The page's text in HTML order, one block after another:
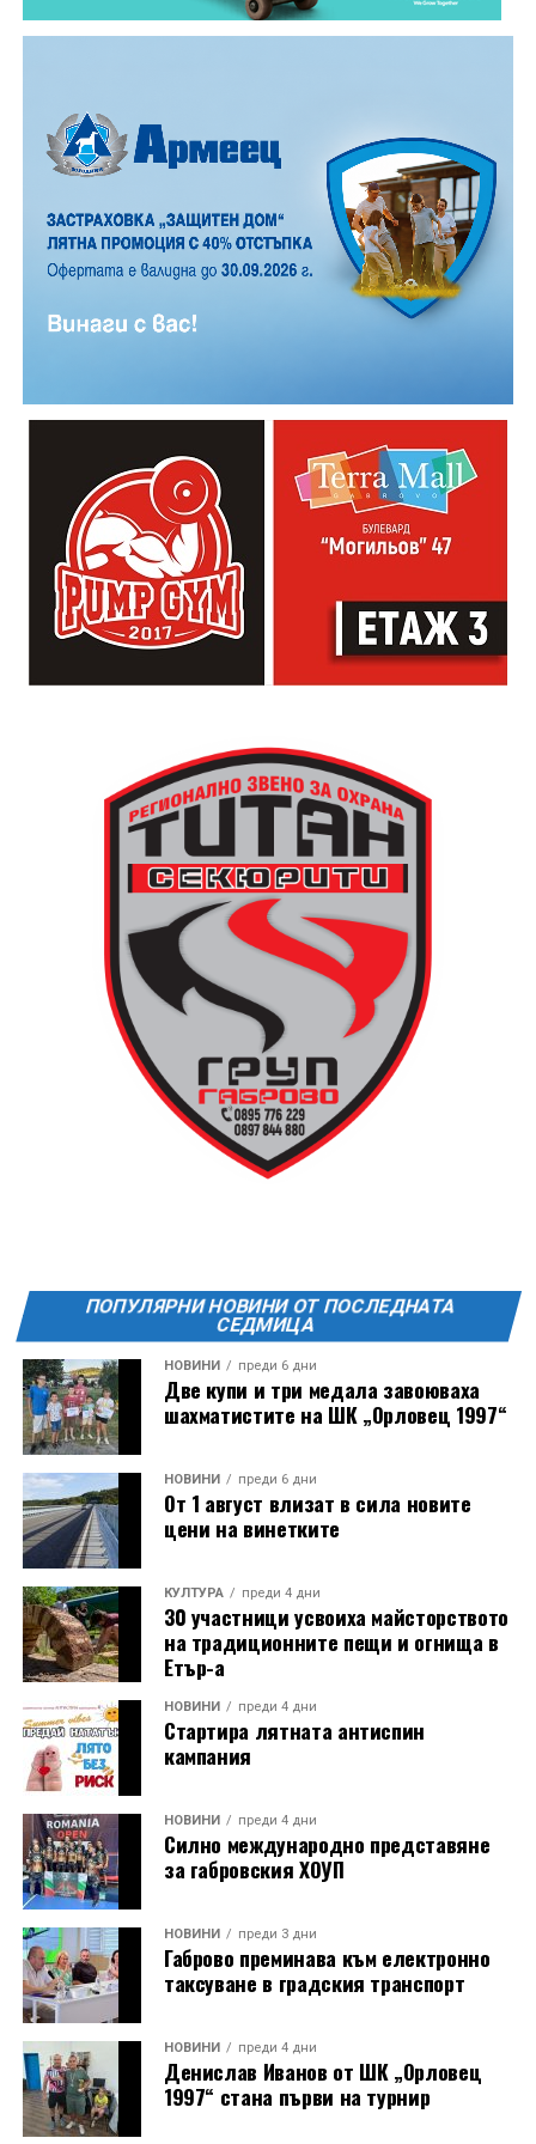
12 АВГУСТ (сряда)
19:00ч. „Книга за книга“ – донеси книга, вземи си
друга, обсъди заглавия и автори с други читатели
20:00ч. Концерт на група МОЛЕЦ, GoGo,
Zov&Vakavliev, Toria
21:30ч. Коктейли и музика
13 АВГУСТ (четвъртък)
19:00ч Групова тренировка с Йоанна Петрова от
20:00ч. Куиз вечер за обща култура
21:30ч. Прожекция на филма “Брънч за начинаещи”
Ще бъде хубаво – не някога и някъде, а тук и сега!
които свират на китара, да се включат – независимо
от професионалното им ниво. Събитието е различно
– то не е концерт, а споделено преживяване, в което
всеки участва по свой начин. Няма сцена или
официална програма, няма предварително обявени
изпълнители и разделение между публика и
артисти. Всеки е добре дошъл да пее, свири или
просто да преживее звездопад, изпълнен с музика,
падащи звезди и желания.
транспорт до местността Градище. Електрическият
автобус ще тръгне в 19:30 ч. от пл. „Възраждане“, а
обратно към града в 00:00 ч. – от паркинга до
поляната. Вземете със себе си връхна дреха и одеяло
или шалте! За повече информация тел. 0887907075.
ПОПУЛЯРНИ НОВИНИ ОТ ПОСЛЕДНАТА
СЕДМИЦА
НОВИНИ преди 6 дни
Две купи и три медала завоюваха
шахматистите на ШК „Орловец 1997“
НОВИНИ преди 6 дни
От 1 август влизат в сила новите
цени на винетките
КУЛТУРА преди 4 дни
30 участници усвоиха майсторството
на традиционните пещи и огнища в
Етър-а
НОВИНИ преди 4 дни
Стартира лятната антиспин
кампания
НОВИНИ преди 4 дни
Силно международно представяне
за габровския ХОУП
НОВИНИ преди 3 дни
Габрово преминава към електронно
таксуване в градския транспорт
НОВИНИ преди 4 дни
Денислав Иванов от ШК „Орловец
1997“ стана първи на турнир